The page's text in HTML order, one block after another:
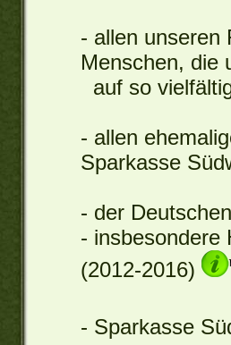
- allen unseren
Menschen, die
auf so
- allen
Sparkasse
- der
- insbesondere
(2012-2016)
- Sparkasse